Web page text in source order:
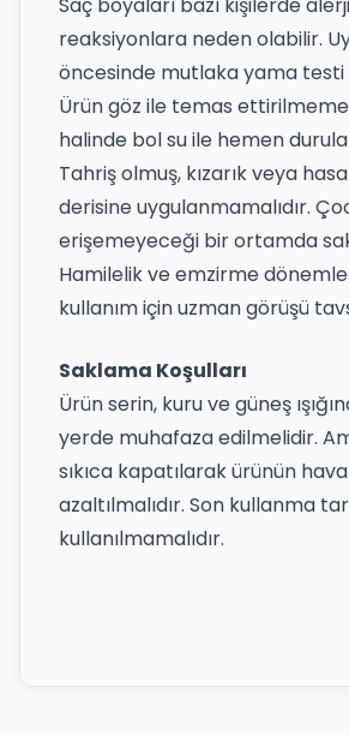
Saç boyaları bazı kişilerde
reaksiyonlara neden olabilir.
öncesinde mutlaka yama testi
Ürün göz ile temas
halinde bol su ile hemen
Tahriş olmuş, kızarık veya
derisine uygulanmamalıdır.
erişemeyeceği bir ortamda
Hamilelik ve emzirme
kullanım için uzman görüşü
Saklama Koşulları
Ürün serin, kuru ve güneş
yerde muhafaza edilmelidir.
sıkıca kapatılarak ürünün
azaltılmalıdır. Son kullanma
kullanılmamalıdır.